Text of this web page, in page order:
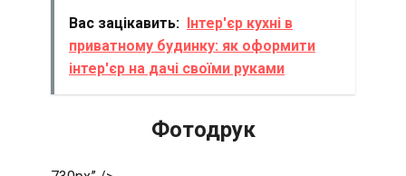
Вас зацікавить:
Інтер'єр кухні в
приватному будинку: як оформити
інтер'єр на дачі своїми руками
Фотодрук